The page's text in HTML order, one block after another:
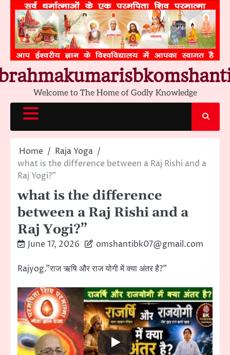
content
Welcome to The Home of Godly Knowledge
Home
Raja Yoga
what is the difference between a Raj Rishi and a
Raj Yogi?”
what is the difference
between a Raj Rishi and a
Raj Yogi?”
June 17, 2026 omshantibk07@gmail.com
Rajyog.”राज ऋषि और राज योगी में क्या अंतर है?”